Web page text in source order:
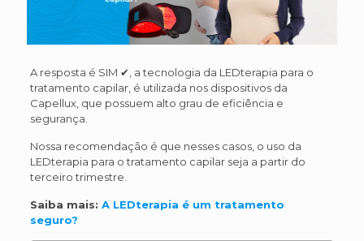
A resposta é SIM ✔, a tecnologia da LEDterapia para o
tratamento capilar, é utilizada nos dispositivos da
Capellux, que possuem alto grau de eficiência e
segurança.
Nossa recomendação é que nesses casos, o uso da
LEDterapia para o tratamento capilar seja a partir do
terceiro trimestre.
Saiba mais: A LEDterapia é um tratamento
seguro?